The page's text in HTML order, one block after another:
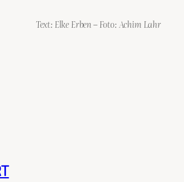
Text: Elke Erben – Foto: Achim Lahr